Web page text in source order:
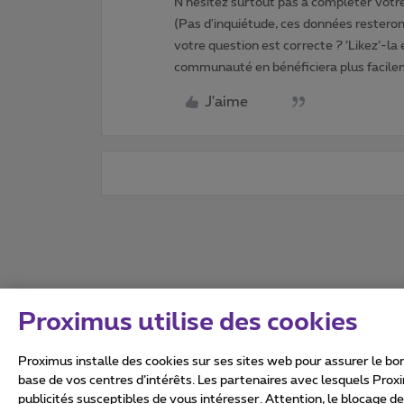
(Pas d'inquiétude, ces données
votre question est correcte ? ‘Likez’-la
communauté en bénéficiera plus
J'aime
Proximus utilise des cookies
Proximus installe des cookies sur ses sites web pour assurer le
base de vos centres d’intérêts. Les partenaires avec lesquels
publicités susceptibles de vous intéresser. Attention, le blocage